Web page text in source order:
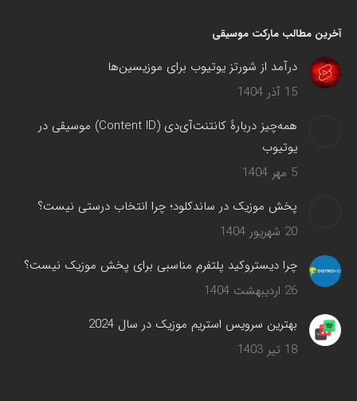
آخرین مطالب مارکت موسیقی
درآمد از شورتز یوتیوب برای موزیسین‌ها
15 آذر 1404
همه‌چیز دربارهٔ کانتنت‌آی‌دی (Content ID) موسیقی در
یوتیوب
5 مهر 1404
پخش موزیک در ساندکلود؛ چرا انتخاب درستی نیست؟
20 شهریور 1404
چرا دیستروکید پلتفرم مناسبی برای پخش موزیک نیست؟
26 اردیبهشت 1404
بهترین سرویس‌ استریم موزیک در سال 2024
18 تیر 1403